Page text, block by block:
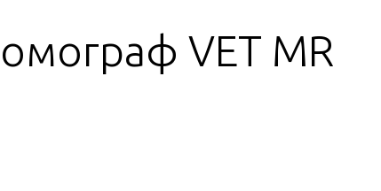
VET MR